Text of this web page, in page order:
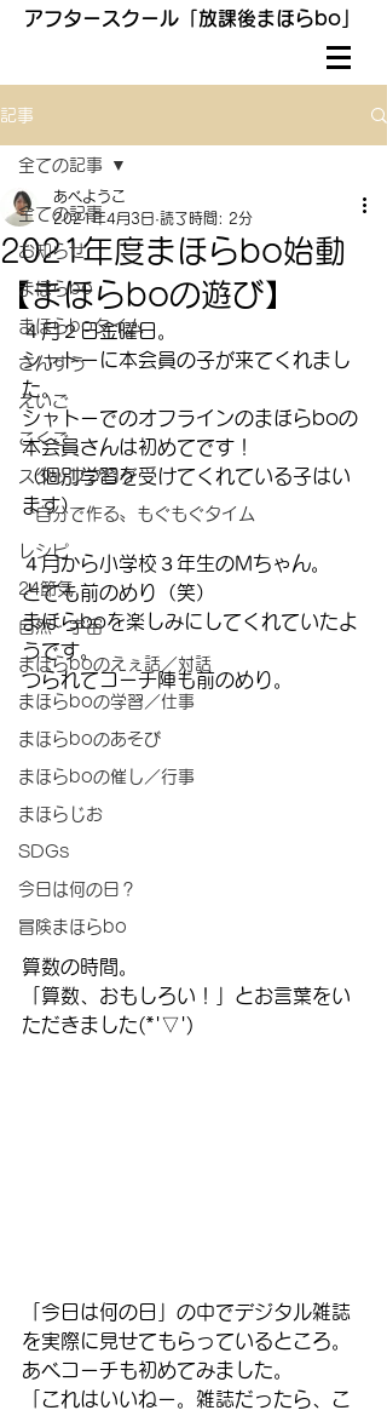
アフタースクール「放課後まほらbo」
記事
全ての記事
お知らせ
まほらbo
まほらboタイム
さんすう
えいご
こくご
スタッフブログ
〝自分で作る〟もぐもぐタイム
レシピ
24節気
自然・宇宙
まほらboのえぇ話／対話
まほらboの学習／仕事
まほらboのあそび
まほらboの催し／行事
まほらじお
SDGs
今日は何の日？
冒険まほらbo
全ての記事
2021年度まほらbo始動
【まほらboの遊び】
あべようこ
2021年4月3日 読了時間: 2分
４月２日金曜日。
シャトーに本会員の子が来てくれまし
た。
シャトーでのオフラインのまほらboの
本会員さんは初めてです！
（個別学習を受けてくれている子はい
ます）
４月から小学校３年生のMちゃん。
とても前のめり（笑）
まほらboを楽しみにしてくれていたよ
うです。
つられてコーチ陣も前のめり。
算数の時間。
「算数、おもしろい！」とお言葉をい
ただきました(*'▽')
「今日は何の日」の中でデジタル雑誌
を実際に見せてもらっているところ。
あべコーチも初めてみました。
「これはいいねー。雑誌だったら、こ